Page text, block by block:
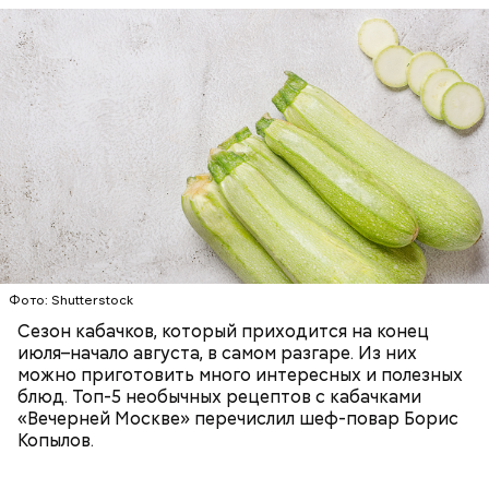
Фото: Shutterstock
Сезон кабачков, который приходится на конец
июля–начало августа, в самом разгаре. Из них
можно приготовить много интересных и полезных
блюд. Топ-5 необычных рецептов с кабачками
«Вечерней Москве» перечислил шеф-повар Борис
Копылов.
Ингредиенты:
ЕДА ОВОЩИ РЕЦЕПТЫ
Вред дыни
Фото: Shutterstock